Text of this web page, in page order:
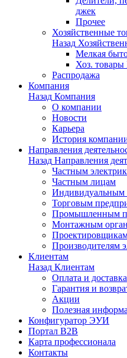
джек
Прочее
Хозяйственные
Назад
Мелкая
Хоз. товары
Распродажа
Компания
Назад Компания
О компании
Новости
Карьера
История
Направления
Назад Направления
Частным
Частным лицам
Индивидуальным
Торговым
Промышленным
Монтажным
Производителям
Клиентам
Назад Клиентам
Оплата и доставка
Гарантия и
Акции
Полезная
Конфигуратор ЭУИ
Портал B2B
Карта профессионала
Контакты